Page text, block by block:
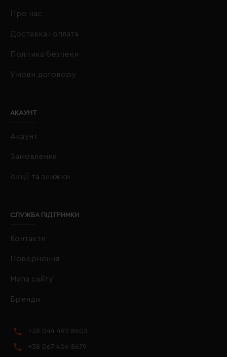
Про нас
Доставка і оплата
Політика безпеки
Умови договору
АКАУНТ
Акаунт
Замовлення
Акції та знижки
СЛУЖБА ПІДТРИМКИ
Контакти
Повернення
Мапа сайту
Бренди
+38 044 492 8603
+38 067 406 8679